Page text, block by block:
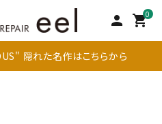
person 0
shopping_cart
隠れた名作はこちらから